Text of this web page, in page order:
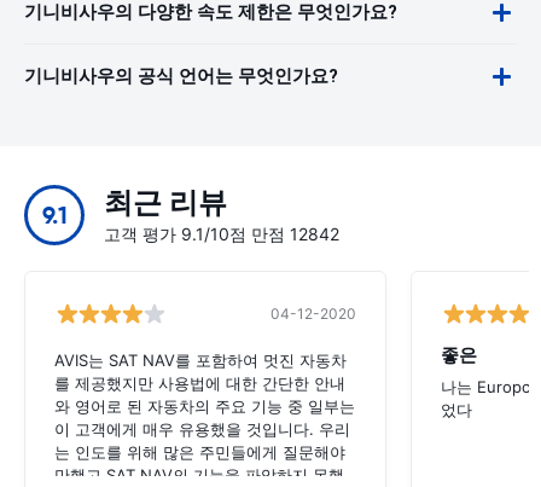
기니비사우의 다양한 속도 제한은 무엇인가요?
기니비사우의 공식 언어는 무엇인가요?
9.1 최근 리뷰
고객 평가 9.1/10점 만점 12842
04-12-2020
AVIS는 SAT NAV를 포함하여 멋진 자동차
를 제공했지만 사용법에 대한 간단한 안내
와 영어로 된 자동차의 주요 기능 중 일부는
이 고객에게 매우 유용했을 것입니다. 우리
는 인도를 위해 많은 주민들에게 질문해야
만했고 SAT NAV의 기능을 파악하지 못했
좋은
나는
었다